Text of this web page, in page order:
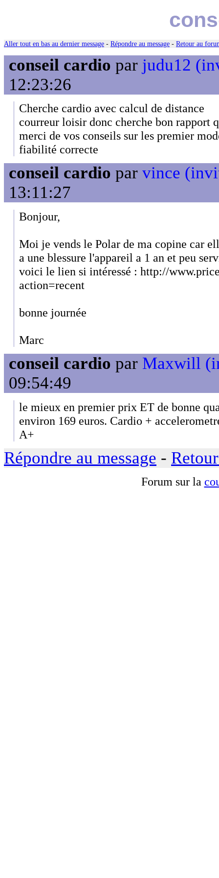
Aller tout en bas au dernier message - Répondre au message - Retour au
conseil cardio par judu12
12:23:26
Cherche cardio avec calcul de distance
courreur loisir donc cherche bon rapport
merci de vos conseils sur les premier
fiabilité correcte
conseil cardio par vince
13:11:27
Bonjour,
Moi je vends le Polar de ma copine car
a une blessure l'appareil a 1 an et peu
voici le lien si intéressé : http://
action=recent
bonne journée
Marc
conseil cardio par Maxwill
09:54:49
le mieux en premier prix ET de bonne
environ 169 euros. Cardio +
A+
Répondre au message -
Forum sur la